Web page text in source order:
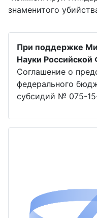
знаменитого
При поддержке
Науки
Соглашение о
федерального
субсидий № 075-